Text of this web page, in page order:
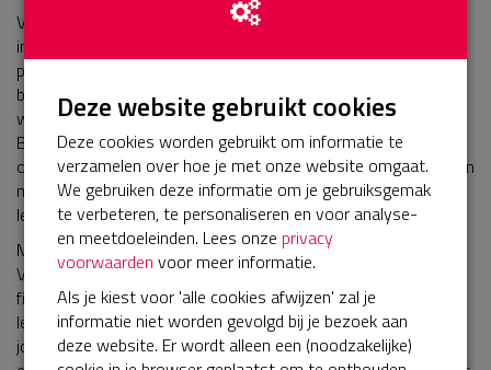
Villa Boerebont is een jeugdhulporganisatie in Breda die zich
inzet voor jongeren en volwassenen met psychische
problematiek, gedragsproblematiek, een verstandelijke
beperking of een combinatie hiervan. Ze bieden hierbij
woonbegeleiding, individuele begeleiding en dagbesteding aan.
Bij Villa Boerebont worden deze jongeren die door diverse
omstandigheden tussen wal en schip vallen of dreigen te vallen
met grote gedrevenheid geholpen met de uitdagingen van het
leven.
Met het geld dat we met de 40 van Breda ophalen, willen we
Villa Boerebont helpen om (het leven van) jongeren letterlijk en
figuurlijk in beweging te krijgen. Hiermee willen we een bijdrage
leveren aan het leren van nieuwe vaardigheden aan deze
jongeren, het bieden van een dagstructuur en het creëren van
Deze website gebruikt cookies
Deze cookies worden gebruikt om informatie te
verzamelen over hoe je met onze website omgaat.
We gebruiken deze informatie om je gebruiksgemak
te verbeteren, te personaliseren en voor analyse-
en meetdoeleinden. Lees onze privacy
voorwaarden voor meer informatie.
Als je kiest voor 'alle cookies afwijzen' zal je
informatie niet worden gevolgd bij je bezoek aan
deze website. Er wordt alleen een (noodzakelijke)